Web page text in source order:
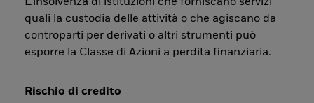
quali la custodia delle attività o che agiscano da
controparti per derivati o altri strumenti può
esporre la Classe di Azioni a perdita finanziaria.
Rischio di credito